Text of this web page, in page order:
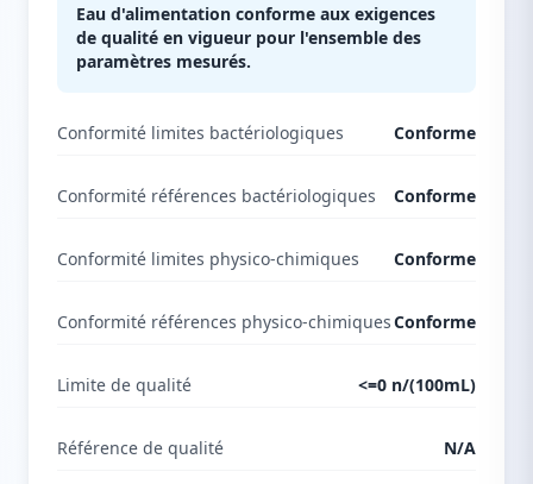
Eau d'alimentation conforme aux exigences
de qualité en vigueur pour l'ensemble des
paramètres mesurés.
Conformité limites bactériologiques Conforme
Conformité références bactériologiques Conforme
Conformité limites physico-chimiques Conforme
Conformité références physico-chimiquesConforme
Limite de qualité <=0 n/(100mL)
Référence de qualité N/A